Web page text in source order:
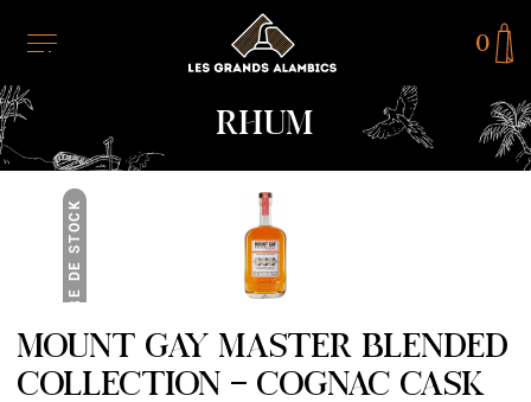
0
RHUM
RUPTURE DE STOCK
MOUNT GAY MASTER BLENDED
COLLECTION - COGNAC CASK